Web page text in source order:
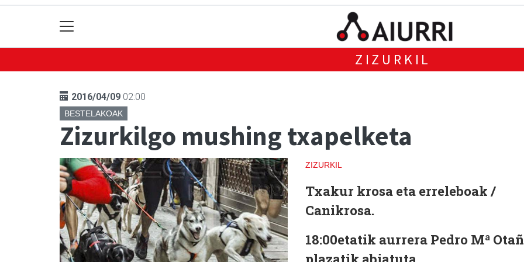
ZIZURKIL
2016/04/09 02:00
BESTELAKOAK
Zizurkilgo mushing txapelketa
ZIZURKIL
Txakur krosa eta erreleboak /
Canikrosa.
18:00etatik aurrera Pedro Mª